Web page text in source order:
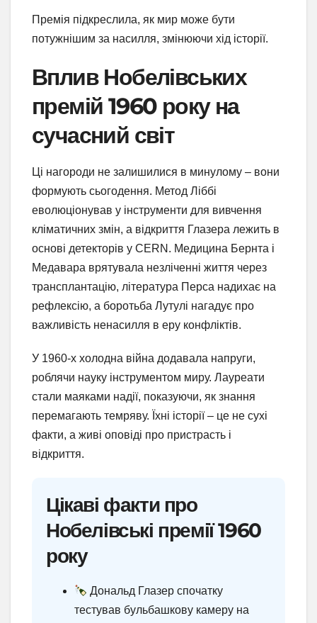
Премія підкреслила, як мир може бути
потужнішим за насилля, змінюючи хід історії.
Вплив Нобелівських
премій 1960 року на
сучасний світ
Ці нагороди не залишилися в минулому – вони
формують сьогодення. Метод Ліббі
еволюціонував у інструменти для вивчення
кліматичних змін, а відкриття Глазера лежить в
основі детекторів у CERN. Медицина Бернта і
Медавара врятувала незліченні життя через
трансплантацію, література Перса надихає на
рефлексію, а боротьба Лутулі нагадує про
важливість ненасилля в еру конфліктів.
У 1960-х холодна війна додавала напруги,
роблячи науку інструментом миру. Лауреати
стали маяками надії, показуючи, як знання
перемагають темряву. Їхні історії – це не сухі
факти, а живі оповіді про пристрасть і
відкриття.
Цікаві факти про
Нобелівські премії 1960
року
Дональд Глазер спочатку
тестував бульбашкову камеру на